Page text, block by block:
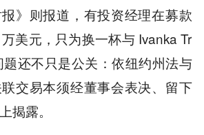
》则报道，有投资经理在募款
美元，只为换一杯与 Ivanka Tr
还不只是公关：依纽约州法与
交易本须经董事会表决、留下
揭露。